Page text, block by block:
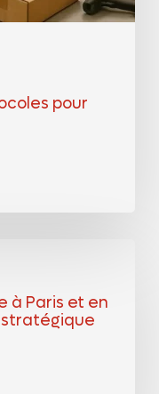
pour
à Paris et en